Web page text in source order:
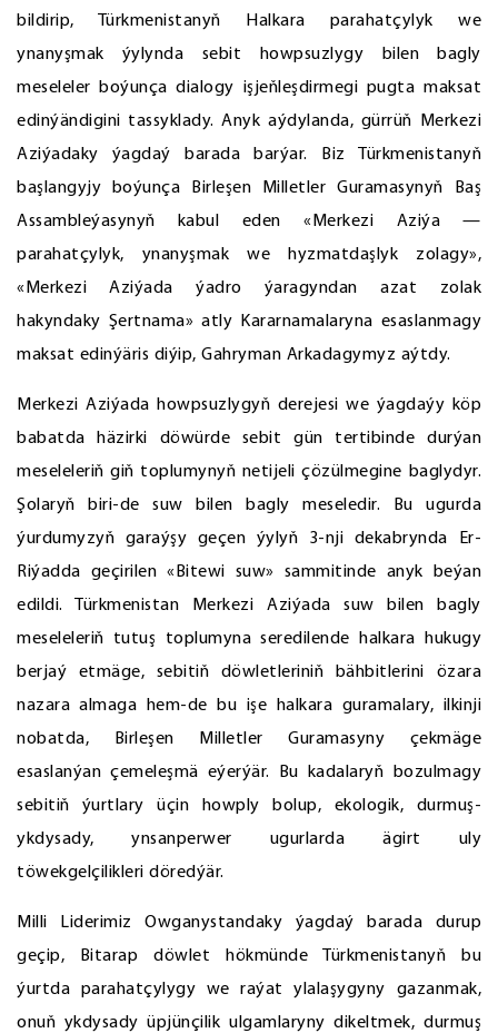
bildirip, Türkmenistanyň Halkara parahatçylyk we
ynanyşmak ýylynda sebit howpsuzlygy bilen bagly
meseleler boýunça dialogy işjeňleşdirmegi pugta maksat
edinýändigini tassyklady. Anyk aýdylanda, gürrüň Merkezi
Aziýadaky ýagdaý barada barýar. Biz Türkmenistanyň
başlangyjy boýunça Birleşen Milletler Guramasynyň Baş
Assambleýasynyň kabul eden «Merkezi Aziýa —
parahatçylyk, ynanyşmak we hyzmatdaşlyk zolagy»,
«Merkezi Aziýada ýadro ýaragyndan azat zolak
hakyndaky Şertnama» atly Kararnamalaryna esaslanmagy
maksat edinýäris diýip, Gahryman Arkadagymyz aýtdy.
Merkezi Aziýada howpsuzlygyň derejesi we ýagdaýy köp
babatda häzirki döwürde sebit gün tertibinde durýan
meseleleriň giň toplumynyň netijeli çözülmegine baglydyr.
Şolaryň biri-de suw bilen bagly meseledir. Bu ugurda
ýurdumyzyň garaýşy geçen ýylyň 3-nji dekabrynda Er-
Riýadda geçirilen «Bitewi suw» sammitinde anyk beýan
edildi. Türkmenistan Merkezi Aziýada suw bilen bagly
meseleleriň tutuş toplumyna seredilende halkara hukugy
berjaý etmäge, sebitiň döwletleriniň bähbitlerini özara
nazara almaga hem-de bu işe halkara guramalary, ilkinji
nobatda, Birleşen Milletler Guramasyny çekmäge
esaslanýan çemeleşmä eýerýär. Bu kadalaryň bozulmagy
sebitiň ýurtlary üçin howply bolup, ekologik, durmuş-
ykdysady, ynsanperwer ugurlarda ägirt uly
töwekgelçilikleri döredýär.
Milli Liderimiz Owganystandaky ýagdaý barada durup
geçip, Bitarap döwlet hökmünde Türkmenistanyň bu
ýurtda parahatçylygy we raýat ylalaşygyny gazanmak,
onuň ykdysady üpjünçilik ulgamlaryny dikeltmek, durmuş